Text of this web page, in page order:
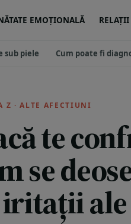
EMOȚIONALĂ RELAȚII
sub piele Cum poate fi
Z · ALTE AFECTIUNI
te
se